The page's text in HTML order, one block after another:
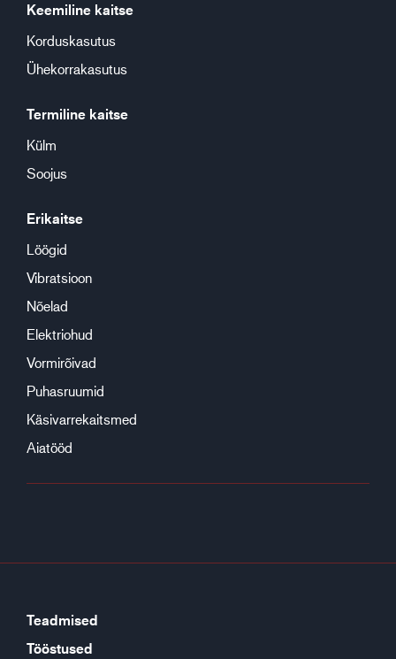
Keemiline kaitse
Korduskasutus
Ühekorrakasutus
Termiline kaitse
Külm
Soojus
Erikaitse
Löögid
Vibratsioon
Nõelad
Elektriohud
Vormirõivad
Puhasruumid
Käsivarrekaitsmed
Aiatööd
Teadmised
Tööstused